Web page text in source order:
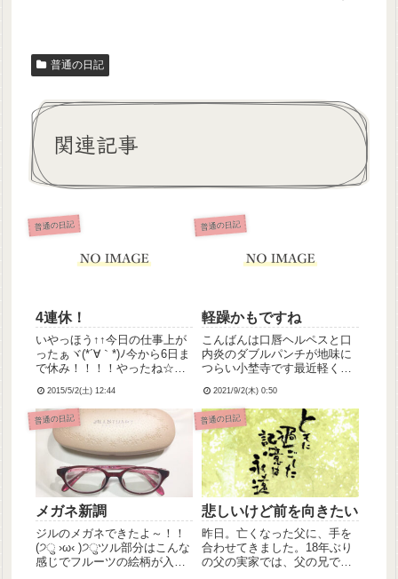
普通の日記
関連記事
普通の日記
4連休！
いやっほう↑↑今日の仕事上が
ったぁヾ(*´∀｀*)ﾉ今から6日ま
で休み！！！！やったね☆＼
2015/5/2(土) 12:44
普通の日記
軽躁かもですね
こんばんは口唇ヘルペスと口
内炎のダブルパンチが地味に
つらい小埜寺です最近軽く躁
きてても平気！元気！仕事で
もなんでもやります！みたい
な状態で、これは抑うつに落
ちたときやばいやつだとは思
うものの夜更かし楽しくてや
めら...
2021/9/2(木) 0:50
普通の日記
メガネ新調
ジルのメガネできたよ～！！
(੭ु ›ω‹ )੭ुツル部分はこんな
感じでフルーツの絵柄が入っ
普通の日記
悲しいけど前を向きたい
昨日。亡くなった父に、手を
合わせてきました。18年ぶり
の父の実家では、父の兄であ